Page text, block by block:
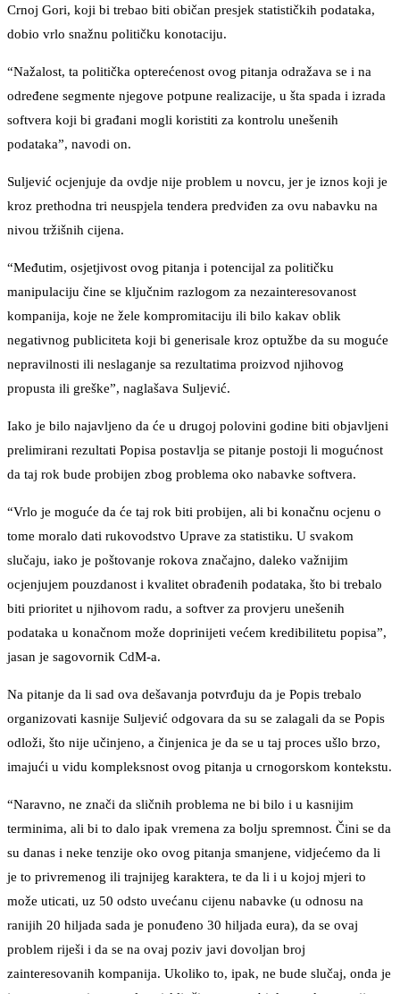
Crnoj Gori, koji bi trebao biti običan presjek statističkih podataka,
dobio vrlo snažnu političku konotaciju.
“Nažalost, ta politička opterećenost ovog pitanja odražava se i na
određene segmente njegove potpune realizacije, u šta spada i izrada
softvera koji bi građani mogli koristiti za kontrolu unešenih
podataka”, navodi on.
Suljević ocjenjuje da ovdje nije problem u novcu, jer je iznos koji je
kroz prethodna tri neuspjela tendera predviđen za ovu nabavku na
nivou tržišnih cijena.
“Međutim, osjetjivost ovog pitanja i potencijal za političku
manipulaciju čine se ključnim razlogom za nezainteresovanost
kompanija, koje ne žele kompromitaciju ili bilo kakav oblik
negativnog publiciteta koji bi generisale kroz optužbe da su moguće
nepravilnosti ili neslaganje sa rezultatima proizvod njihovog
propusta ili greške”, naglašava Suljević.
Iako je bilo najavljeno da će u drugoj polovini godine biti objavljeni
prelimirani rezultati Popisa postavlja se pitanje postoji li mogućnost
da taj rok bude probijen zbog problema oko nabavke softvera.
“Vrlo je moguće da će taj rok biti probijen, ali bi konačnu ocjenu o
tome moralo dati rukovodstvo Uprave za statistiku. U svakom
slučaju, iako je poštovanje rokova značajno, daleko važnijim
ocjenjujem pouzdanost i kvalitet obrađenih podataka, što bi trebalo
biti prioritet u njihovom radu, a softver za provjeru unešenih
podataka u konačnom može doprinijeti većem kredibilitetu popisa”,
jasan je sagovornik CdM-a.
Na pitanje da li sad ova dešavanja potvrđuju da je Popis trebalo
organizovati kasnije Suljević odgovara da su se zalagali da se Popis
odloži, što nije učinjeno, a činjenica je da se u taj proces ušlo brzo,
imajući u vidu kompleksnost ovog pitanja u crnogorskom kontekstu.
“Naravno, ne znači da sličnih problema ne bi bilo i u kasnijim
terminima, ali bi to dalo ipak vremena za bolju spremnost. Čini se da
su danas i neke tenzije oko ovog pitanja smanjene, vidjećemo da li
je to privremenog ili trajnijeg karaktera, te da li i u kojoj mjeri to
može uticati, uz 50 odsto uvećanu cijenu nabavke (u odnosu na
ranijih 20 hiljada sada je ponuđeno 30 hiljada eura), da se ovaj
problem riješi i da se na ovaj poziv javi dovoljan broj
zainteresovanih kompanija. Ukoliko to, ipak, ne bude slučaj, onda je